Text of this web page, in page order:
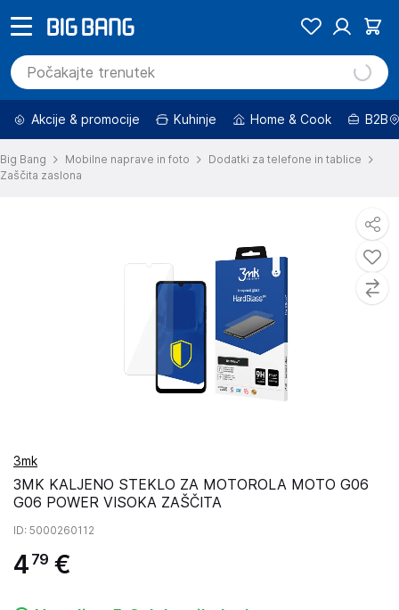
Akcije & promocije Kuhinje Home & Cook B2B
Big Bang Mobilne naprave in foto
Dodatki za telefone in tablice
Zaščita zaslona
3mk
3MK KALJENO STEKLO ZA MOTOROLA MOTO G06
G06 POWER VISOKA ZAŠČITA
ID: 5000260112
4 79 €